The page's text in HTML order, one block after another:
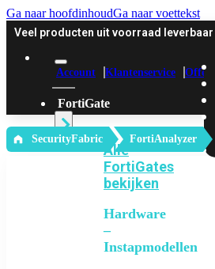
Ga naar hoofdinhoudGa naar voettekst
Veel producten uit voorraad leverbaar
Account Klantenservice Offerte
FortiGate
Alle
FortiGates
bekijken
Hardware
–
Instapmodellen
‎ SecurityFabric FortiAnalyzer